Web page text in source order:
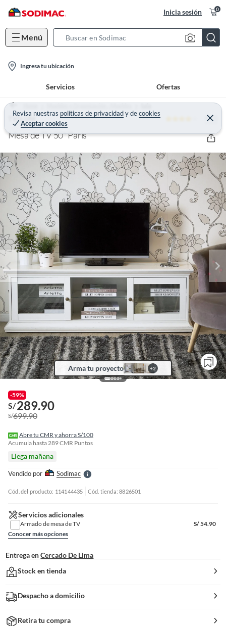
Inicia sesión 0
Menú
h
B
a
o
n
-
i
o
n
Ingresa tu ubicación
Servicios Ofertas
Revisa nuestras políticas de privacidadydecookies
Aceptar cookies
C
e
r
a
Home Muebles y Organización - Muebles Sala
TVILUM 4 (2)
Mesa de TV 50" Paris
Arma tu proyecto +2
-59%
S/289.90
S/699.90
Abre tu CMR y ahorra S/100
Acumula hasta289CMR Puntos
Llega mañana
Vendido por SodimacS
e
r
Cód. del producto: 114144435 Cód. tienda: 8826501
Servicios adicionales
Armado de mesa de TV S/54.90
Conocer más opciones
Entrega en Cercado De Lima
Stock en tienda
Despacho a domicilio
Retira tu compra